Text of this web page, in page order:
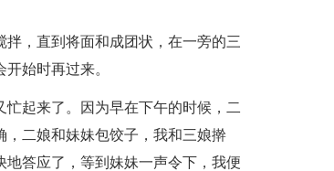
，直到将面和成团状，在一旁的三
始时再过来。
起来了。因为早在下午的时候，二
二娘和妹妹包饺子，我和三娘擀
答应了，等到妹妹一声令下，我便